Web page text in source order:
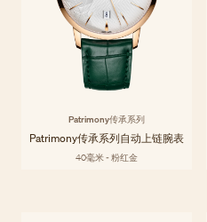
Patrimony传承系列
Patrimony传承系列自动上链腕表
40毫米 - 粉红金